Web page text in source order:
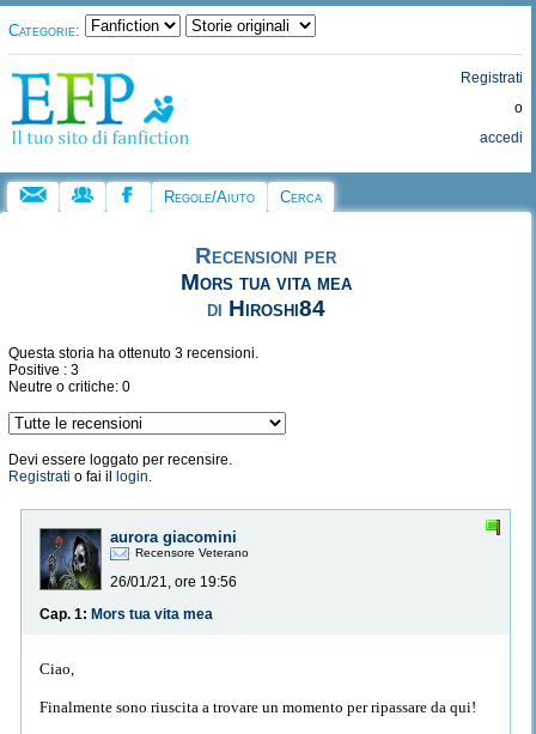
Categorie:
Registrati
o
accedi
Regole/Aiuto Cerca
Recensioni per
Mors tua vita mea
di Hiroshi84
Questa storia ha ottenuto 3 recensioni.
Positive : 3
Neutre o critiche: 0
Devi essere loggato per recensire.
Registrati o fai il login.
aurora giacomini
Recensore Veterano
26/01/21, ore 19:56
Cap. 1: Mors tua vita mea
Ciao,
Finalmente sono riuscita a trovare un momento per ripassare da qui!